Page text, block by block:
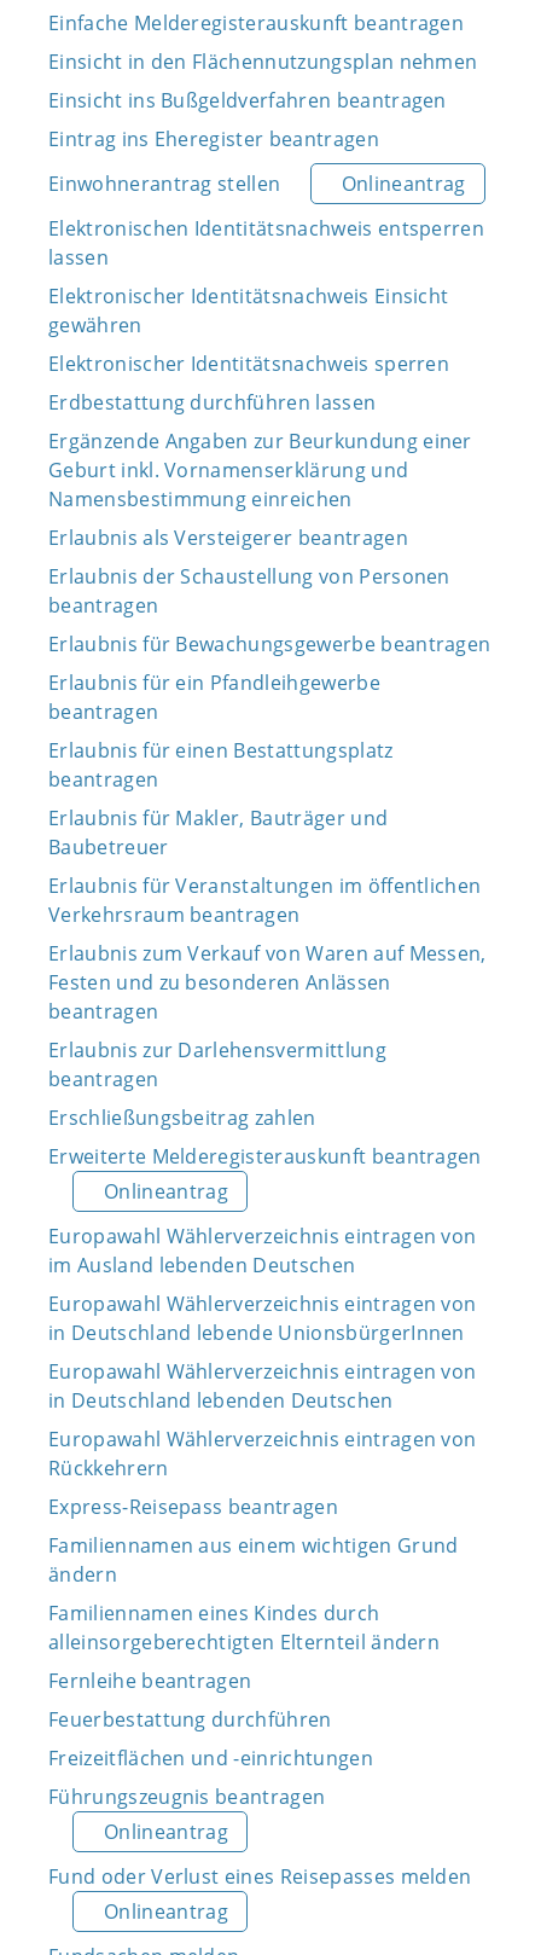
Einfache Melderegisterauskunft beantragen
Einsicht in den Flächennutzungsplan nehmen
Einsicht ins Bußgeldverfahren beantragen
Eintrag ins Eheregister beantragen
Einwohnerantrag stellen
Onlineantrag
Elektronischen Identitätsnachweis entsperren
lassen
Elektronischer Identitätsnachweis Einsicht
gewähren
Elektronischer Identitätsnachweis sperren
Erdbestattung durchführen lassen
Ergänzende Angaben zur Beurkundung einer
Geburt inkl. Vornamenserklärung und
Namensbestimmung einreichen
Erlaubnis als Versteigerer beantragen
Erlaubnis der Schaustellung von Personen
beantragen
Erlaubnis für Bewachungsgewerbe beantragen
Erlaubnis für ein Pfandleihgewerbe
beantragen
Erlaubnis für einen Bestattungsplatz
beantragen
Erlaubnis für Makler, Bauträger und
Baubetreuer
Erlaubnis für Veranstaltungen im öffentlichen
Verkehrsraum beantragen
Erlaubnis zum Verkauf von Waren auf Messen,
Festen und zu besonderen Anlässen
beantragen
Erlaubnis zur Darlehensvermittlung
beantragen
Erschließungsbeitrag zahlen
Erweiterte Melderegisterauskunft beantragen
Onlineantrag
Europawahl Wählerverzeichnis eintragen von
im Ausland lebenden Deutschen
Europawahl Wählerverzeichnis eintragen von
in Deutschland lebende UnionsbürgerInnen
Europawahl Wählerverzeichnis eintragen von
in Deutschland lebenden Deutschen
Europawahl Wählerverzeichnis eintragen von
Rückkehrern
Express-Reisepass beantragen
Familiennamen aus einem wichtigen Grund
ändern
Familiennamen eines Kindes durch
alleinsorgeberechtigten Elternteil ändern
Fernleihe beantragen
Feuerbestattung durchführen
Freizeitflächen und -einrichtungen
Führungszeugnis beantragen
Onlineantrag
Fund oder Verlust eines Reisepasses melden
Onlineantrag